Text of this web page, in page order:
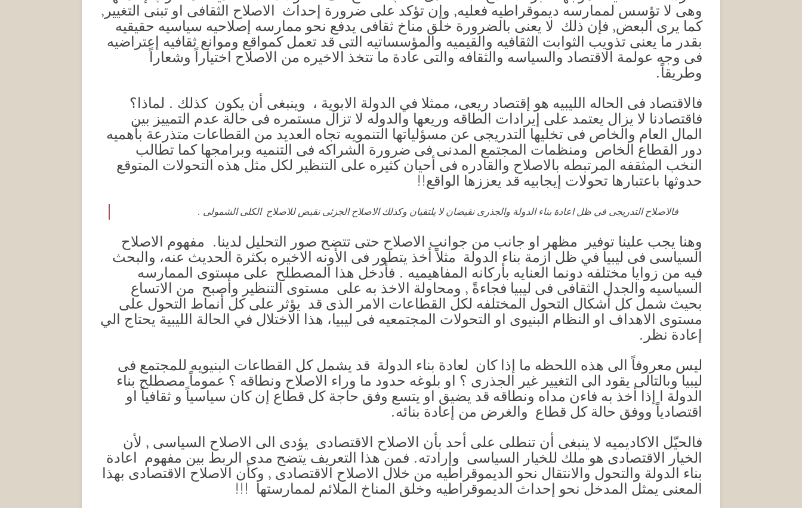
وهى لا تؤسس لممارسه ديموقراطيه فعليه, وإن تؤكد على ضرورة إحداث الاصلاح الثقافى او تبنى التغيير,
كما يرى البعض, فإن ذلك لا يعنى بالضرورة خلق مناخ ثقافى يدفع نحو ممارسه إصلاحيه سياسيه حقيقيه
بقدر ما يعنى تذويب الثوابت الثقافيه والقيميه والمؤسساتيه التى قد تعمل كمواقع وموانع ثقافيه إعتراضيه
فى وجه عولمة الاقتصاد والسياسه والثقافه والتى عادة ما تتخذ الاخيره من الاصلاح اختياراً وشعاراً
وطريقاً.
فالاقتصاد فى الحاله الليبيه هو إقتصاد ريعى، ممثلا في الدولة الابوية ، وينبغى أن يكون كذلك . لماذا؟
فاقتصادنا لا يزال يعتمد على إيرادات الطاقه وريعها والدوله لا تزال مستمره فى حالة عدم التمييز بين
المال العام والخاص فى تخليها التدريجى عن مسؤلياتها التنمويه تجاه العديد من القطاعات متذرعة بأهميه
دور القطاع الخاص ومنظمات المجتمع المدنى فى ضرورة الشراكه فى التنميه وبرامجها كما تطالب
النخب المثقفه المرتبطه بالاصلاح والقادره فى أحيان كثيره على التنظير لكل مثل هذه التحولات المتوقع
حدوثها باعتبارها تحولات إيجابيه قد يعززها الواقع!!
فالاصلاح التدريجى في ظل اعادة بناء الدولة والجذرى نقيضان لا يلتقيان وكذلك الاصلاح الجزئى نقيض للاصلاح الكلى الشمولى .
وهنا يجب علينا توفير مظهر او جانب من جوانب الاصلاح حتى تتضح صور التحليل لدينا. مفهوم الاصلاح
السياسى فى ليبيا في ظل ازمة بناء الدولة مثلاً أخذ يتطور فى الأونه الاخيره بكثرة الحديث عنه، والبحث
فيه من زوايا مختلفه دونما العنايه بأركانه المفاهيميه . فأدخل هذا المصطلح على مستوى الممارسه
السياسيه والجدل الثقافى فى ليبيا فجاءةً , ومحاولة الاخذ به على مستوى التنظير وأصبح من الاتساع
بحيث شمل كل أشكال التحول المختلفه لكل القطاعات الامر الذى قد يؤثر على كل أنماط التحول على
مستوى الاهداف او النظام البنيوى او التحولات المجتمعيه فى ليبيا، هذا الاختلال في الحالة الليبية يحتاج الي
إعادة نظر.
ليس معروفاً الى هذه اللحظه ما إذا كان لعادة بناء الدولة قد يشمل كل القطاعات البنيويه للمجتمع فى
ليبيا وبالتالى يقود الى التغيير غير الجذرى ؟ او بلوغه حدود ما وراء الاصلاح ونطاقه ؟ عموماً مصطلح بناء
الدولة ا إذا أخذ به فاءن مداه ونطاقه قد يضيق او يتسع وفق حاجة كل قطاع إن كان سياسياً و ثقافياً او
اقتصادياً ووفق حالة كل قطاع والغرض من إعادة بنائه.
فالحيّل الاكاديميه لا ينبغى أن تنطلى على أحد بأن الاصلاح الاقتصادى يؤدى الى الاصلاح السياسى , لأن
الخيار الاقتصادى هو ملك للخيار السياسى وإرادته. فمن هذا التعريف يتضح مدى الربط بين مفهوم اعادة
بناء الدولة والتحول والانتقال نحو الديموقراطيه من خلال الاصلاح الاقتصادى , وكأن الاصلاح الاقتصادى بهذا
المعنى يمثل المدخل نحو إحداث الديموقراطيه وخلق المناخ الملائم لممارستها !!!